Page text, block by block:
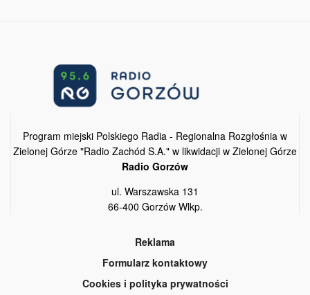
Program miejski Polskiego Radia - Regionalna Rozgłośnia w
Zielonej Górze "Radio Zachód S.A." w likwidacji w Zielonej Górze
Radio Gorzów
ul. Warszawska 131
66-400 Gorzów Wlkp.
Reklama
Formularz kontaktowy
Cookies i polityka prywatności